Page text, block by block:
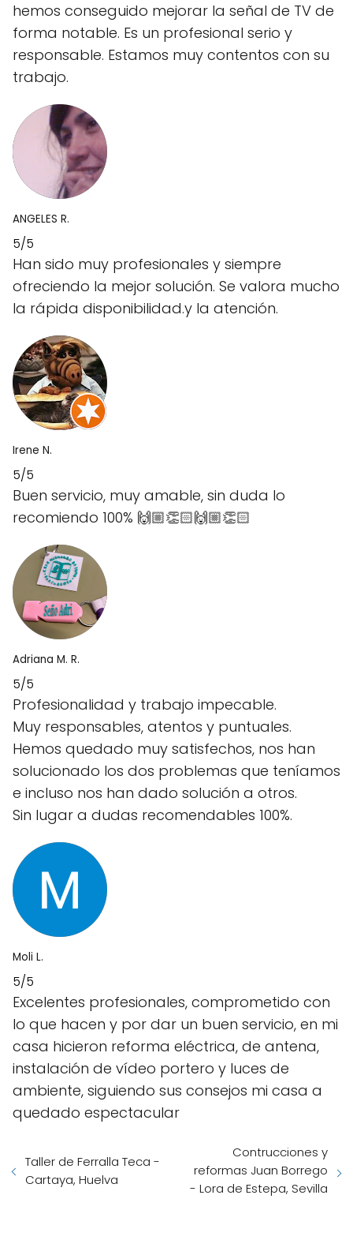
hemos conseguido mejorar la señal de TV de
forma notable. Es un profesional serio y
responsable. Estamos muy contentos con su
trabajo.
ANGELES R.
5/5
Han sido muy profesionales y siempre
ofreciendo la mejor solución. Se valora mucho
la rápida disponibilidad.y la atención.
Irene N.
5/5
Buen servicio, muy amable, sin duda lo
recomiendo 100% 🙌🏼👏🏻🙌🏼👏🏻
Adriana M. R.
5/5
Profesionalidad y trabajo impecable.
Muy responsables, atentos y puntuales.
Hemos quedado muy satisfechos, nos han
solucionado los dos problemas que teníamos
e incluso nos han dado solución a otros.
Sin lugar a dudas recomendables 100%.
Moli L.
5/5
Excelentes profesionales, comprometido con
lo que hacen y por dar un buen servicio, en mi
casa hicieron reforma eléctrica, de antena,
instalación de vídeo portero y luces de
ambiente, siguiendo sus consejos mi casa a
quedado espectacular
Taller de Ferralla Teca -
Cartaya, Huelva
Contrucciones y
reformas Juan Borrego
- Lora de Estepa, Sevilla